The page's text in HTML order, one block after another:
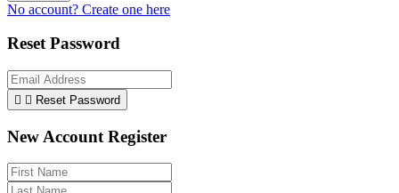
No account? Create one here
Reset Password
  Reset Password
New Account Register